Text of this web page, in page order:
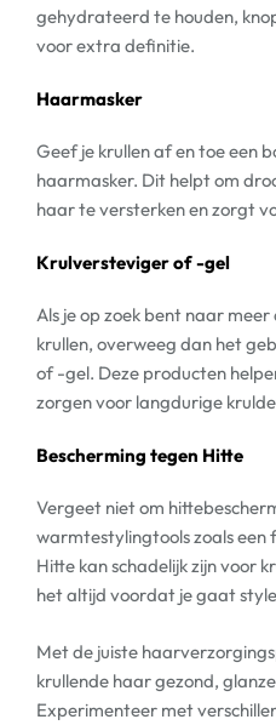
gehydrateerd te houden,
voor extra definitie.
Haarmasker
Geef je krullen af en toe een
haarmasker. Dit helpt om
haar te versterken en zorgt
Krulversteviger of -gel
Als je op zoek bent naar
krullen, overweeg dan het
of -gel. Deze producten
zorgen voor langdurige
Bescherming tegen Hitte
Vergeet niet om
warmtestylingtools zoals een
Hitte kan schadelijk zijn voor
het altijd voordat je gaat
Met de juiste
krullende haar gezond,
Experimenteer met